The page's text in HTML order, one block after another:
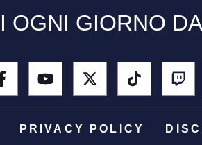
OGNI GIORNO
PRIVACY POLICY